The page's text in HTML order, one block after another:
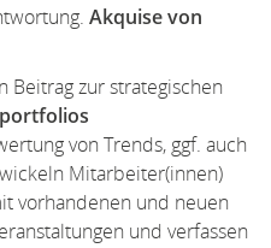
Akquise von
Beitrag zur strategischen
von Trends, ggf. auch
Mitarbeiter(innen)
vorhandenen und neuen
und verfassen